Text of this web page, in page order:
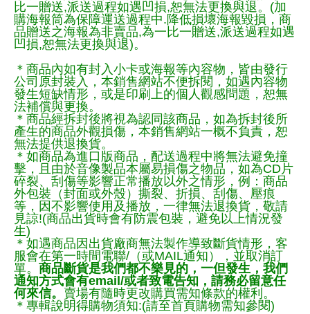
比一贈送,派送過程如遇凹損,恕無法更換與退。(加
購海報筒為保障運送過程中.降低損壞海報毀損，商
品贈送之海報為非賣品,為一比一贈送,派送過程如遇
凹損,恕無法更換與退)。
＊商品內如有封入小卡或海報等內容物，皆由發行
公司原封裝入，本銷售網站不便拆閱，如遇內容物
發生短缺情形，或是印刷上的個人觀感問題，恕無
法補償與更換。
＊商品經拆封後將視為認同該商品，如為拆封後所
產生的商品外觀損傷，本銷售網站一概不負責，恕
無法提供退換貨。
＊如商品為進口版商品，配送過程中將無法避免撞
擊，且由於音像製品本屬易損傷之物品，如為CD片
碎裂、刮傷等影響正常播放以外之情形，例：商品
外包裝（封面或外殼）撕裂、折損、刮傷、壓痕
等，因不影響使用及播放，一律無法退換貨，敬請
見諒!(商品出貨時會有防震包裝，避免以上情況發
生)
＊如遇商品因出貨廠商無法製作導致斷貨情形，客
服會在第一時間電聯/（或MAIL通知），並取消訂
單。 商品斷貨是我們都不樂見的，一但發生，我們
通知方式會有email/或者致電告知，請務必留意任
何來信。 賣場有隨時更改購買需知條款的權利。
＊專輯說明得購物須知:(請至首頁購物需知參閱)